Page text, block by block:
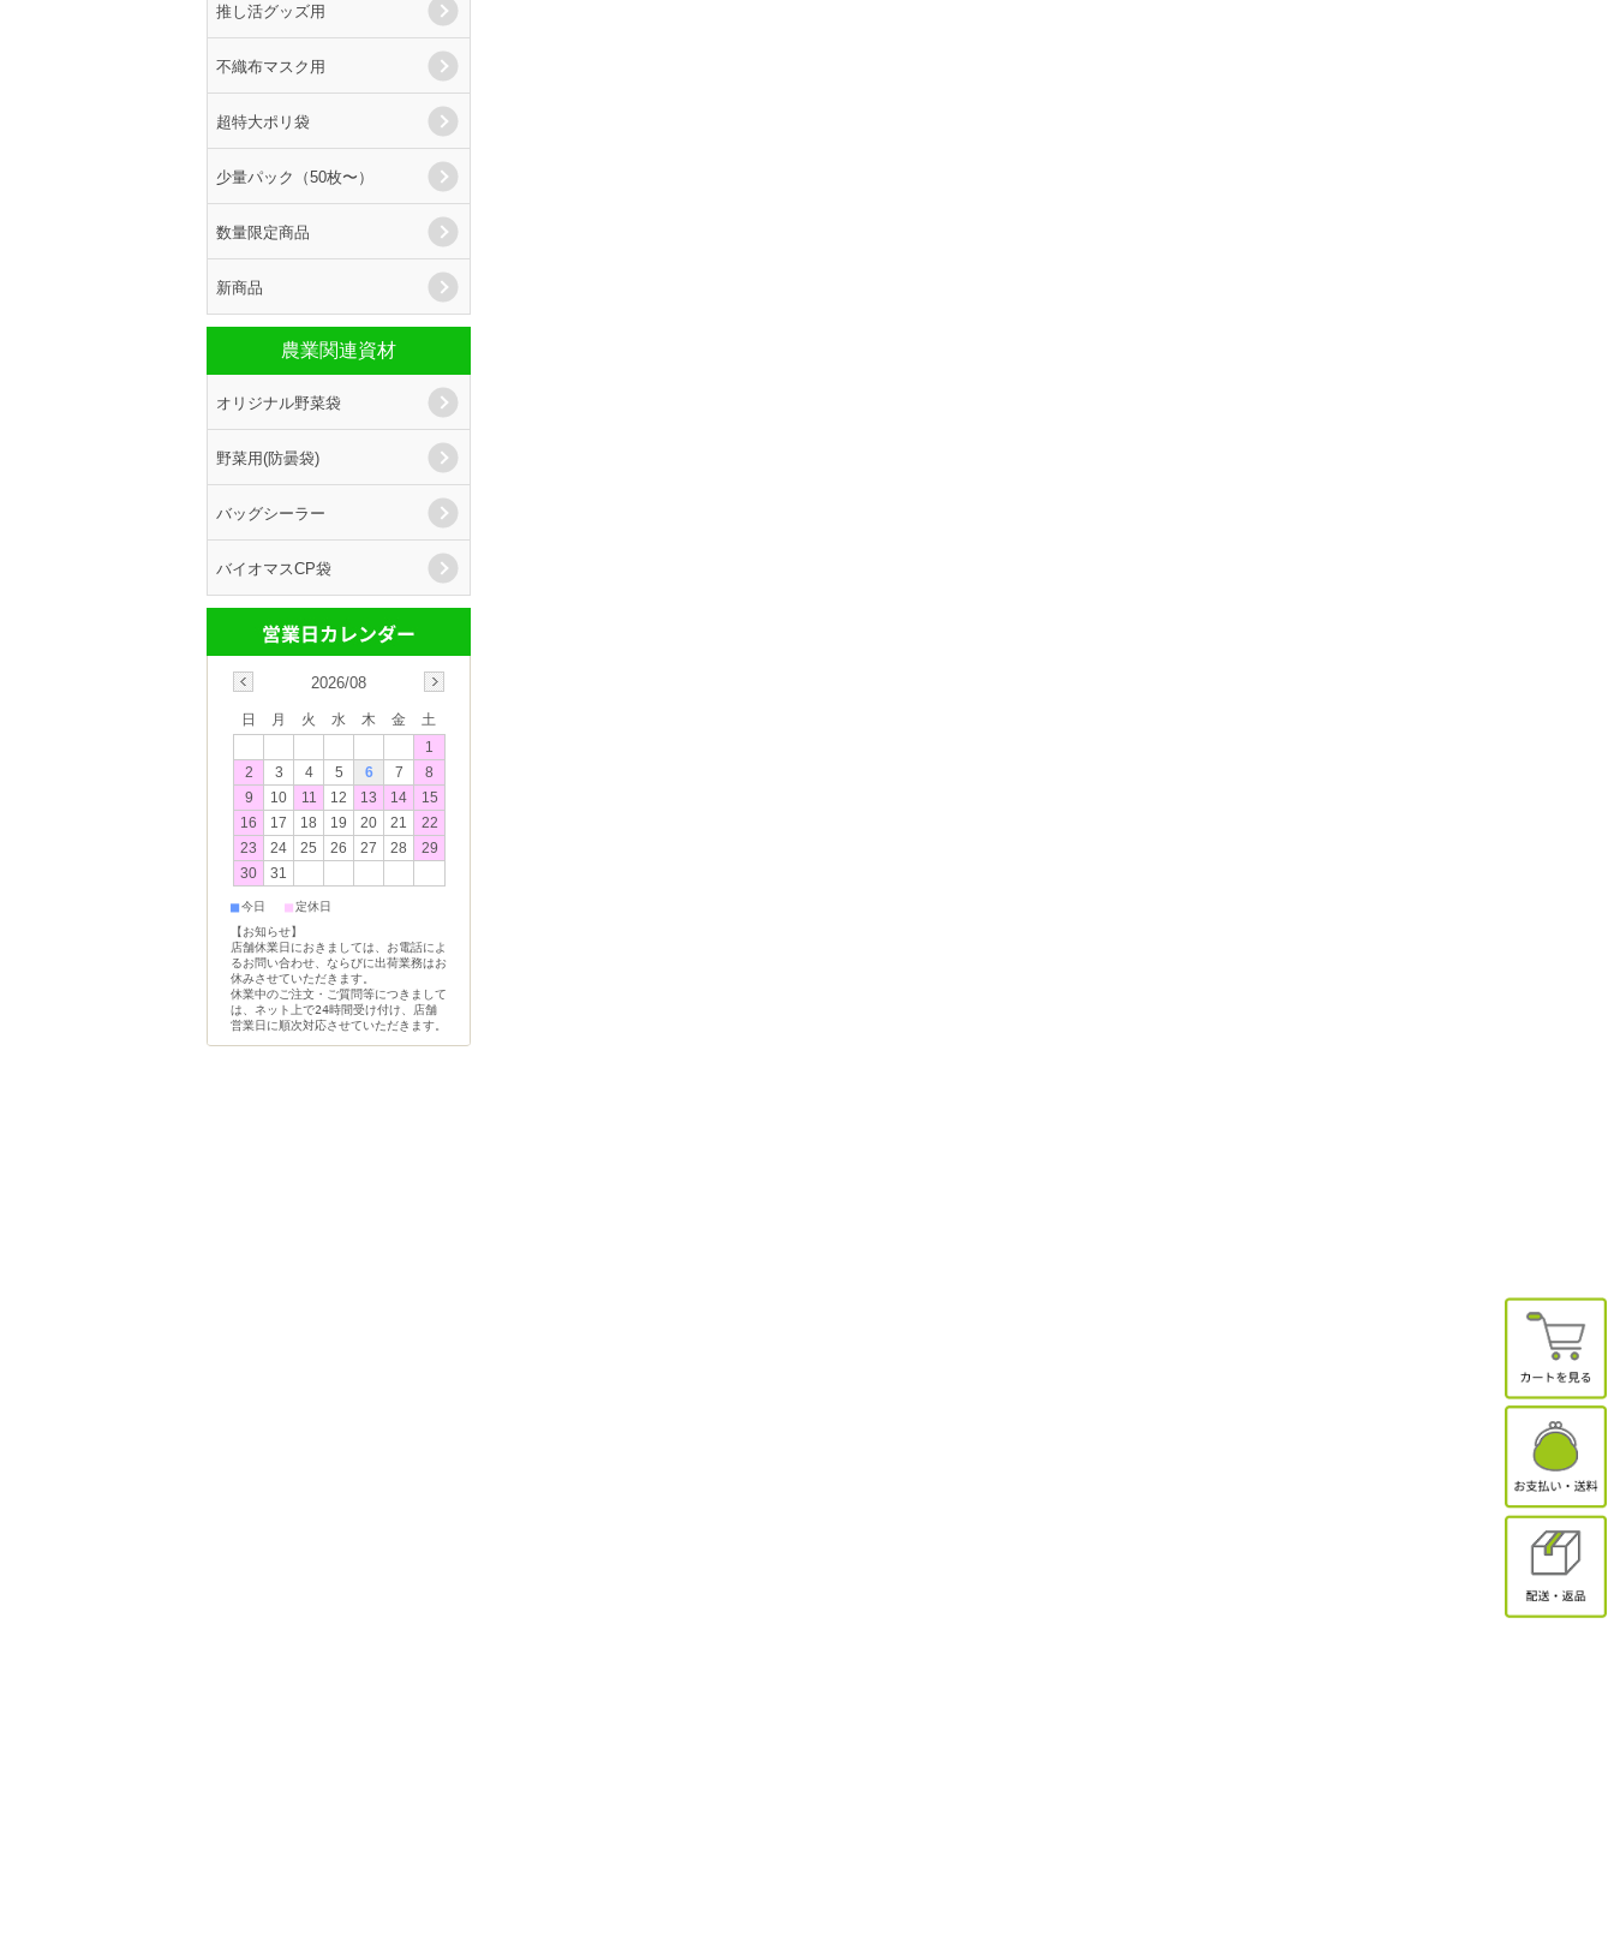
推し活グッズ用
不織布マスク用
超特大ポリ袋
少量パック（50枚〜）
数量限定商品
新商品
農業関連資材
オリジナル野菜袋
野菜用(防曇袋)
バッグシーラー
バイオマスCP袋
2026/08
日 月 火 水 木 金
土
1
2
3 4 5 6 7
8
9
10 11 12 13 14
15
16
17 18 19 20 21
22
23
24 25 26 27 28
29
30
31
■今日 ■定休日
【お知らせ】
店舗休業日におきましては、お電話によ
るお問い合わせ、ならびに出荷業務はお
休みさせていただきます。
休業中のご注文・ご質問等につきまして
は、ネット上で24時間受け付け、店舗
営業日に順次対応させていただきます。